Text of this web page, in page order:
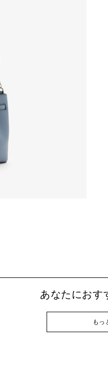
あなたにおす
もっ